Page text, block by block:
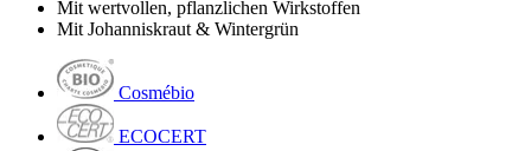
Mit wertvollen, pflanzlichen Wirkstoffen
Mit Johanniskraut & Wintergrün
Cosmébio
ECOCERT